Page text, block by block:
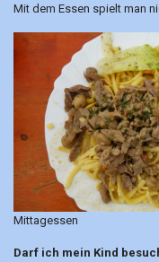
Mit dem Essen spielt man
Mittagessen
Darf ich mein Kind